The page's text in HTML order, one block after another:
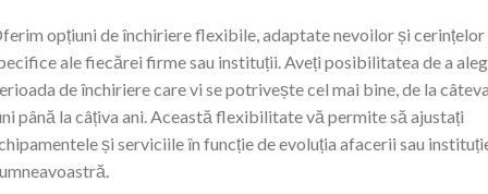
opțiuni de închiriere flexibile, adaptate nevoilor și cerințelor
ale fiecărei firme sau instituții. Aveți posibilitatea de a
de închiriere care vi se potrivește cel mai bine, de la
până la câțiva ani. Această flexibilitate vă permite să ajustați
și serviciile în funcție de evoluția afacerii sau